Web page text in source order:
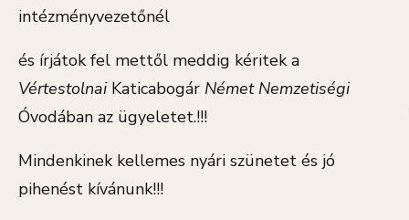
intézményvezetőnél
és írjátok fel mettől meddig kéritek a
VértestolnaiKaticabogár Német Nemzetiségi
Óvodában az ügyeletet.!!!
Mindenkinek kellemes nyári szünetet és jó
pihenést kívánunk!!!